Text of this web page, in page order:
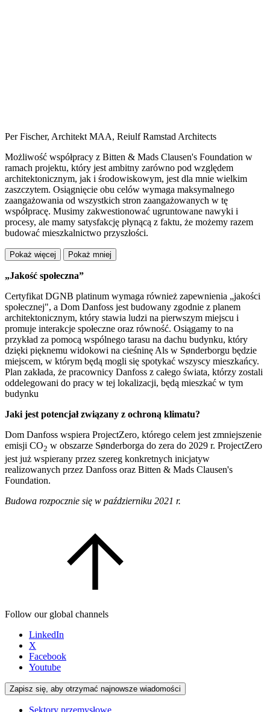
Per Fischer, Architekt MAA, Reiulf Ramstad Architects
Możliwość współpracy z Bitten & Mads Clausen's Foundation w
ramach projektu, który jest ambitny zarówno pod względem
architektonicznym, jak i środowiskowym, jest dla mnie wielkim
zaszczytem. Osiągnięcie obu celów wymaga maksymalnego
zaangażowania od wszystkich stron zaangażowanych w tę
współpracę. Musimy zakwestionować ugruntowane nawyki i
procesy, ale mamy satysfakcję płynącą z faktu, że możemy razem
budować mieszkalnictwo przyszłości.
Pokaż więcej Pokaż mniej
„Jakość społeczna”
Certyfikat DGNB platinum wymaga również zapewnienia „jakości
społecznej", a Dom Danfoss jest budowany zgodnie z planem
architektonicznym, który stawia ludzi na pierwszym miejscu i
promuje interakcje społeczne oraz równość. Osiągamy to na
przykład za pomocą wspólnego tarasu na dachu budynku, który
dzięki pięknemu widokowi na cieśninę Als w Sønderborgu będzie
miejscem, w którym będą mogli się spotykać wszyscy mieszkańcy.
Plan zakłada, że pracownicy Danfoss z całego świata, którzy zostali
oddelegowani do pracy w tej lokalizacji, będą mieszkać w tym
budynku
Jaki jest potencjał związany z ochroną klimatu?
Dom Danfoss wspiera ProjectZero, którego celem jest zmniejszenie
emisji CO2 w obszarze Sønderborga do zera do 2029 r. ProjectZero
jest już wspierany przez szereg konkretnych inicjatyw
realizowanych przez Danfoss oraz Bitten & Mads Clausen's
Foundation.
Budowa rozpocznie się w październiku 2021 r.
Follow our global channels
LinkedIn
X
Facebook
Youtube
Zapisz się, aby otrzymać najnowsze wiadomości